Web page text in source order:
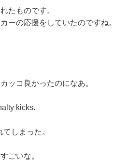
たものです。
ーの応援をしていたのですね。
ッコ良かったのになあ。
kicks.
しまった。
ごいな。